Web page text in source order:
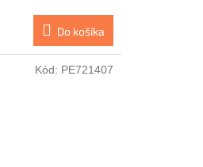
Do košíka
Kód: PE721407